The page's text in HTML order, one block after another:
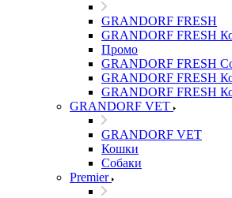
GRANDORF FRESH
GRANDORF FRESH
Промо
GRANDORF FRESH
GRANDORF FRESH
GRANDORF FRESH
GRANDORF VET
GRANDORF VET
Кошки
Собаки
Premier